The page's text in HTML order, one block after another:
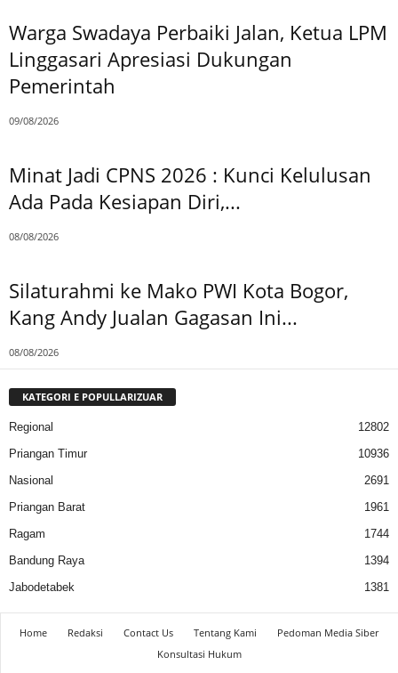
Warga Swadaya Perbaiki Jalan, Ketua LPM
Linggasari Apresiasi Dukungan
Pemerintah
09/08/2026
Minat Jadi CPNS 2026 : Kunci Kelulusan
Ada Pada Kesiapan Diri,...
08/08/2026
Silaturahmi ke Mako PWI Kota Bogor,
Kang Andy Jualan Gagasan Ini...
08/08/2026
KATEGORI E POPULLARIZUAR
Regional
12802
Priangan Timur
10936
Nasional
2691
Priangan Barat
1961
Ragam
1744
Bandung Raya
1394
Jabodetabek
1381
Home Redaksi Contact Us Tentang Kami
Pedoman Media Siber
Konsultasi Hukum